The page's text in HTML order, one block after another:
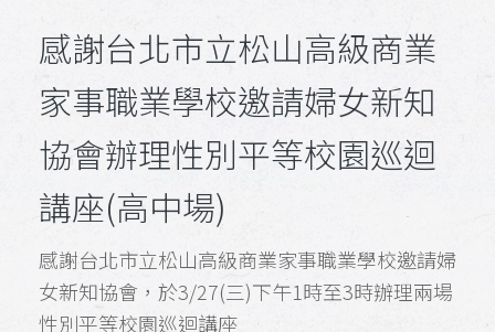
感謝台北市立松山高級商業
家事職業學校邀請婦女新知
協會辦理性別平等校園巡迴
講座(高中場)
感謝台北市立松山高級商業家事職業學校邀請婦
女新知協會，於3/27(三)下午1時至3時辦理兩場
性別平等校園巡迴講座